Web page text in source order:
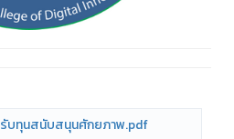
รับทุนสนับสนุนศักยภาพ.pdf